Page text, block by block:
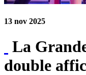
13 nov 2025
La
double